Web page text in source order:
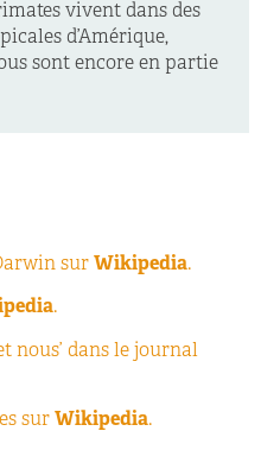
vivent dans des
d’Amérique,
sont encore en partie
sur Wikipedia.
.
nous’ dans le journal
sur Wikipedia.